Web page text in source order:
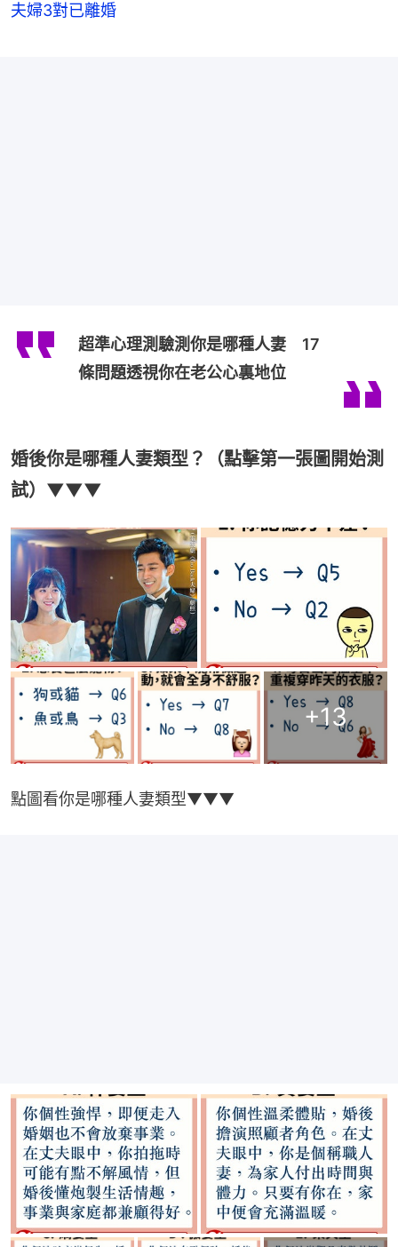
夫婦3對已離婚
超準心理測驗測你是哪種人妻 17
條問題透視你在老公心裏地位
婚後你是哪種人妻類型？（點擊第一張圖開始測
試）▼▼▼
+13
點圖看你是哪種人妻類型▼▼▼